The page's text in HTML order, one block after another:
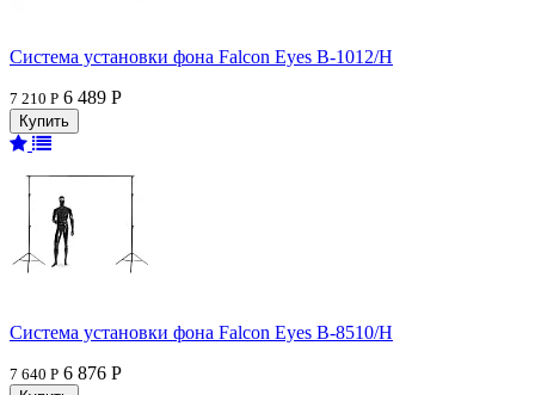
Система установки фона Falcon Eyes В-1012/H
7 210 Р 6 489 Р
Система установки фона Falcon Eyes В-8510/H
7 640 Р 6 876 Р